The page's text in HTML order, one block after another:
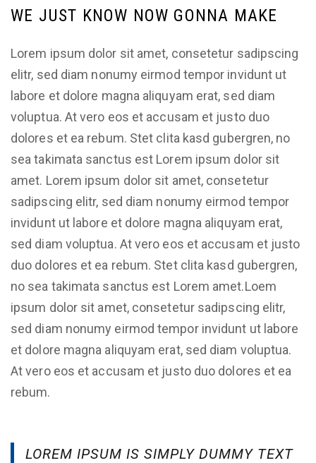
WE JUST KNOW NOW GONNA MAKE
Lorem ipsum dolor sit amet, consetetur sadipscing
elitr, sed diam nonumy eirmod tempor invidunt ut
labore et dolore magna aliquyam erat, sed diam
voluptua. At vero eos et accusam et justo duo
dolores et ea rebum. Stet clita kasd gubergren, no
sea takimata sanctus est Lorem ipsum dolor sit
amet. Lorem ipsum dolor sit amet, consetetur
sadipscing elitr, sed diam nonumy eirmod tempor
invidunt ut labore et dolore magna aliquyam erat,
sed diam voluptua. At vero eos et accusam et justo
duo dolores et ea rebum. Stet clita kasd gubergren,
no sea takimata sanctus est Lorem amet.Loem
ipsum dolor sit amet, consetetur sadipscing elitr,
sed diam nonumy eirmod tempor invidunt ut labore
et dolore magna aliquyam erat, sed diam voluptua.
At vero eos et accusam et justo duo dolores et ea
rebum.
LOREM IPSUM IS SIMPLY DUMMY TEXT